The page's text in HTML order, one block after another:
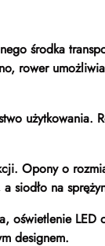
środka
rower
użytkowania.
Opony o
na
oświetlenie
designem.